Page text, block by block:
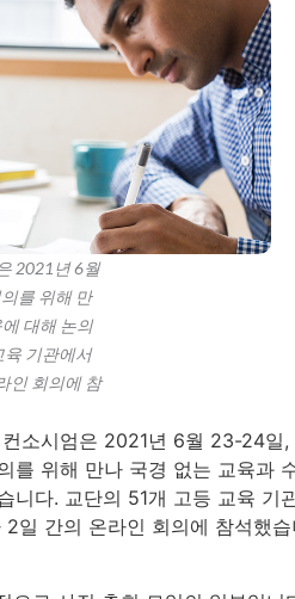
2021년 6월
를 위해 만
대해 논의
육 기관에서
인 회의에 참
소시엄은 2021년 6월 23-24일,
를 위해 만나 국경 없는 교육과
니다. 교단의 51개 고등 교육 기
일 간의 온라인 회의에 참석했